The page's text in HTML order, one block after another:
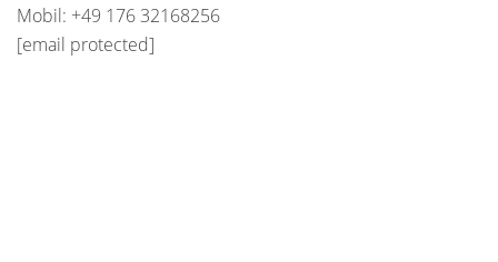
Mobil: +49 176 32168256
[email protected]